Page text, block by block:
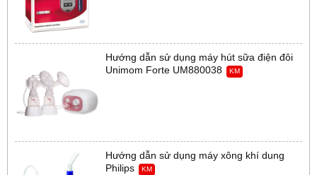
Hướng dẫn sử dụng máy hút sữa điện đôi
Unimom Forte UM880038
KM
Hướng dẫn sử dụng máy xông khí dung
Philips
KM